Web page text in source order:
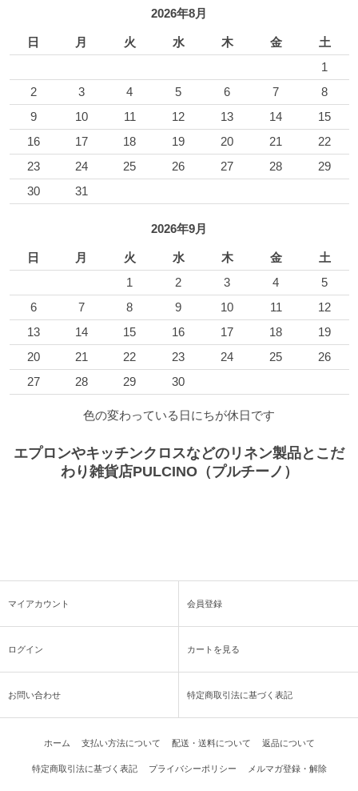
2026年8月
日 月 火 水 木 金
土
1
2
3 4 5 6 7
8
9
10 11 12 13 14
15
16
17 18 19 20 21
22
23
24 25 26 27 28
29
30
31
2026年9月
日 月 火 水 木 金
土
1
2 3 4
5
6
7 8 9 10 11
12
13
14 15 16 17 18
19
20
21 22 23 24 25
26
27
28 29 30
色の変わっている日にちが休日です
エプロンやキッチンクロスなどのリネン製品とこだ
わり雑貨店PULCINO（プルチーノ）
マイアカウント 会員登録
ログイン カートを見る
お問い合わせ 特定商取引法に基づく表記
ホーム 支払い方法について 配送・送料について 返品について
特定商取引法に基づく表記 プライバシーポリシー メルマガ登録・解除